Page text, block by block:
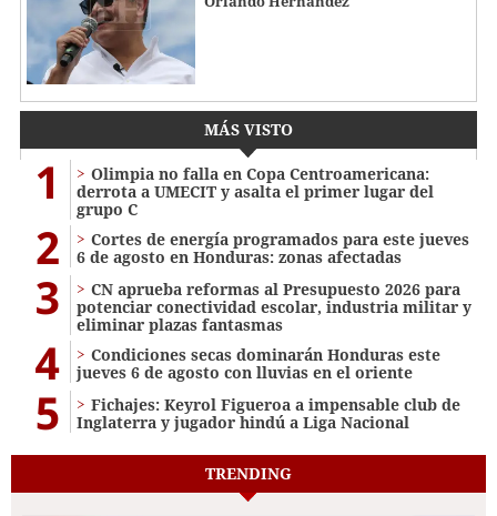
MÁS VISTO
1
Olimpia no falla en Copa Centroamericana:
derrota a UMECIT y asalta el primer lugar del
grupo C
2
Cortes de energía programados para este jueves
6 de agosto en Honduras: zonas afectadas
3
CN aprueba reformas al Presupuesto 2026 para
potenciar conectividad escolar, industria militar y
eliminar plazas fantasmas
4
Condiciones secas dominarán Honduras este
jueves 6 de agosto con lluvias en el oriente
5
Fichajes: Keyrol Figueroa a impensable club de
Inglaterra y jugador hindú a Liga Nacional
TRENDING